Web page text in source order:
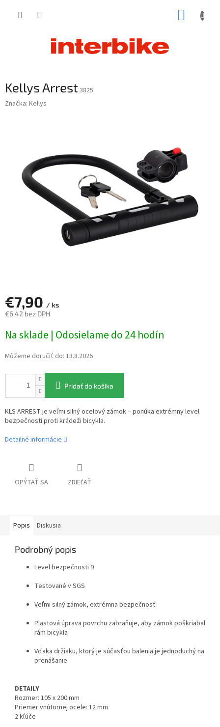
Kellys Arrest3825
Značka: Kellys
€7,90 / ks
€6,42 bez DPH
cena:
Na sklade | Odosielame do 24 hodín
Môžeme doručiť do: 13.8.2026
Pridať do košíka
KLS ARREST je veľmi silný ocelový zámok – ponúka extrémny level
bezpečnosti proti krádeži bicykla.
Detailné informácie
OPÝTAŤ SA ZDIEĽAŤ
Popis Diskusia
Podrobný popis
Level bezpečnosti 9
Testované v SGS
Veľmi silný zámok, extrémna bezpečnosť
Plastová úprava povrchu zabraňuje, aby zámok poškriabal
rám bicykla
Vďaka držiaku, ktorý je súčasťou balenia je jednoduchý na
prenášanie
DETAILY
Rozmer: 105 x 200 mm
Priemer vnútornej ocele: 12 mm
2 kľúče